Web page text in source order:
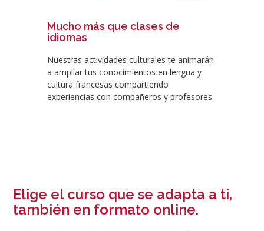
Mucho más que clases de
idiomas
Nuestras actividades culturales te animarán
a ampliar tus conocimientos en lengua y
cultura francesas compartiendo
experiencias con compañeros y profesores.
Elige el curso que se adapta a ti,
también en formato online.